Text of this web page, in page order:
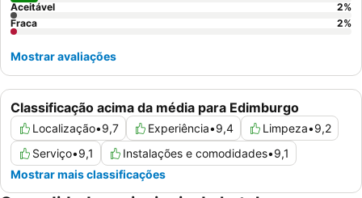
para a movimentada Victoria Street.
Classificação acima da média para Edimburgo
Localização•9,7 Experiência•9,4 Limpeza•9,2
Serviço•9,1 Instalações e comodidades•9,1
Mostrar mais classificações
Aceitável
2%
Fraca
2%
Mostrar avaliações